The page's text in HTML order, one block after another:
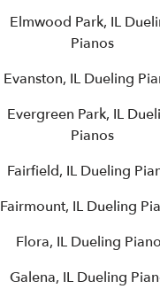
Elmwood Park, IL
Pianos
Evanston, IL Dueling
Evergreen Park, IL
Pianos
Fairfield, IL Dueling
Fairmount, IL Dueling
Flora, IL Dueling
Galena, IL Dueling